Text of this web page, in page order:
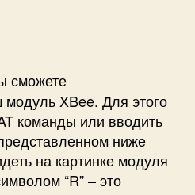
сможете
XBee. Для этого
команды или вводить
ниже
на картинке модуля
“R” – это